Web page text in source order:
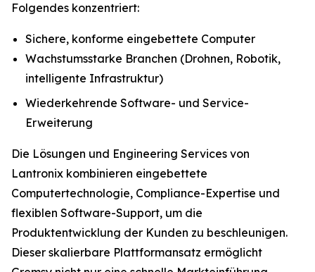
Folgendes konzentriert:
Sichere, konforme eingebettete Computer
Wachstumsstarke Branchen (Drohnen, Robotik,
intelligente Infrastruktur)
Wiederkehrende Software- und Service-
Erweiterung
Die Lösungen und Engineering Services von
Lantronix kombinieren eingebettete
Computertechnologie, Compliance-Expertise und
flexiblen Software-Support, um die
Produktentwicklung der Kunden zu beschleunigen.
Dieser skalierbare Plattformansatz ermöglicht